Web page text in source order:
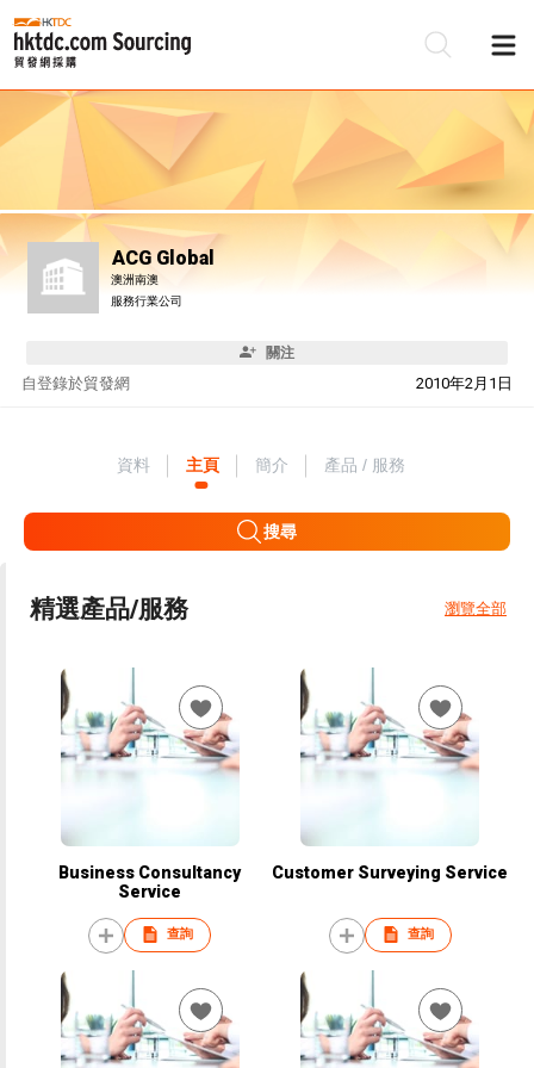
ACG Global
澳洲南澳
服務行業公司
關注
自 2010年2月1日
登錄於貿發網
資料 主頁 簡介 產品 / 服務
搜尋
精選產品/服務 瀏覽全部
Business Consultancy
Service
查詢
Customer Surveying Service
查詢